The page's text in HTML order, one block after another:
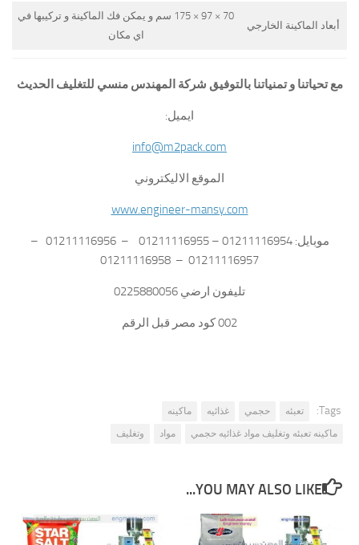
أبعاد الماكينة الخارجي
70 × 97 × 175 سم و يمكن فك الماكينة و تركيبها في
اي مكان
مع تحياتنا و تمنياتنا بالتوفيق شركة المهندس منسي للتغليف الحديث
ايميل:
info@m2pack.com
الموقع الاليكتروني
www.engineer-mansy.com
موبايل: 01211116954 – 01211116955 – 01211116956 –
01211116957 – 01211116958
تليفون ارضي 0225880056
002 كود مصر قبل الرقم
Tags: تعبئه حجمي غذائيه
ماكينه
ماكينه تعبئه وتغليف مواد غذائيه حجمي
مواد وتغليف
YOU MAY ALSO LIKE...